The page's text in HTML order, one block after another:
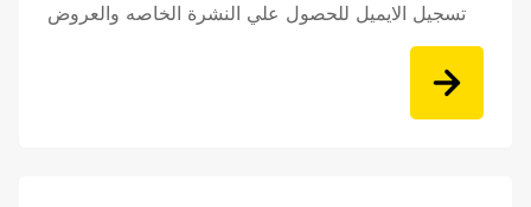
تسجيل الايميل للحصول علي النشرة الخاصه والعروض